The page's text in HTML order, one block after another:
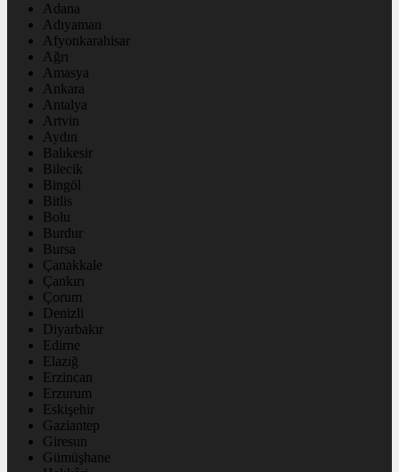
Adana
Adıyaman
Afyonkarahisar
Ağrı
Amasya
Ankara
Antalya
Artvin
Aydın
Balıkesir
Bilecik
Bingöl
Bitlis
Bolu
Burdur
Bursa
Çanakkale
Çankırı
Çorum
Denizli
Diyarbakır
Edirne
Elazığ
Erzincan
Erzurum
Eskişehir
Gaziantep
Giresun
Gümüşhane